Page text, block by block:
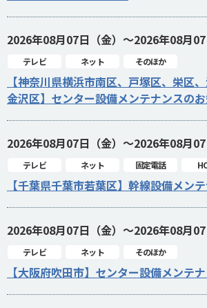
2026年08月07日（金）～2026年08月07
テレビ ネット そのほか
【神奈川県横浜市南区、戸塚区、栄区
金沢区】センター設備メンテナンスの
2026年08月07日（金）～2026年08月07
テレビ ネット 固定電話
【千葉県千葉市若葉区】幹線設備メン
2026年08月07日（金）～2026年08月07
テレビ ネット そのほか
【大阪府吹田市】センター設備メンテ